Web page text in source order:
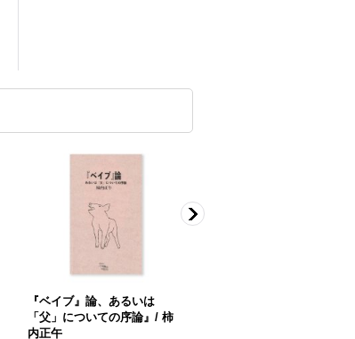
『ベイブ』論、あるいは
「父」についての序論』/ 柿
内正午